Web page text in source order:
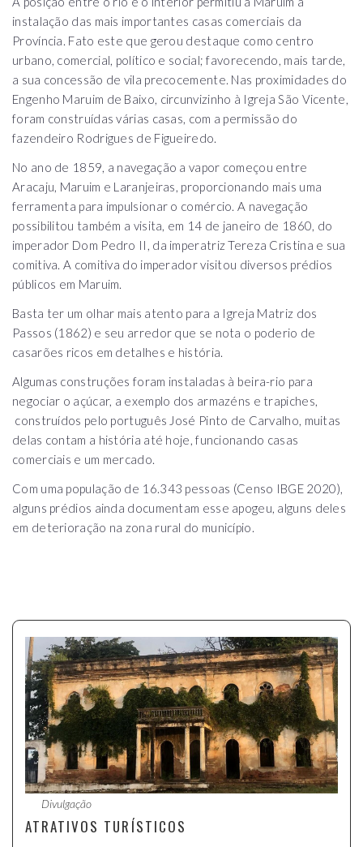
instalação das mais importantes casas comerciais da
Província. Fato este que gerou destaque como centro
urbano, comercial, político e social; favorecendo, mais tarde,
a sua concessão de vila precocemente. Nas proximidades do
Engenho Maruim de Baixo, circunvizinho à Igreja São Vicente,
foram construídas várias casas, com a permissão do
fazendeiro Rodrigues de Figueiredo.
No ano de 1859, a navegação a vapor começou entre
Aracaju, Maruim e Laranjeiras, proporcionando mais uma
ferramenta para impulsionar o comércio. A navegação
possibilitou também a visita, em 14 de janeiro de 1860, do
imperador Dom Pedro II, da imperatriz Tereza Cristina e sua
comitiva. A comitiva do imperador visitou diversos prédios
públicos em Maruim.
Basta ter um olhar mais atento para a Igreja Matriz dos
Passos (1862) e seu arredor que se nota o poderio de
casarões ricos em detalhes e história.
Algumas construções foram instaladas à beira-rio para
negociar o açúcar, a exemplo dos armazéns e trapiches,
construídos pelo português José Pinto de Carvalho, muitas
delas contam a história até hoje, funcionando casas
comerciais e um mercado.
Com uma população de 16.343 pessoas (Censo IBGE 2020),
alguns prédios ainda documentam esse apogeu, alguns deles
em deterioração na zona rural do município.
Divulgação
ATRATIVOS TURÍSTICOS